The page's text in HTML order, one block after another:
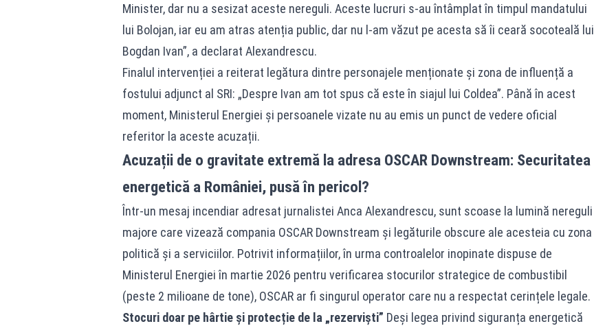
Minister, dar nu a sesizat aceste nereguli. Aceste lucruri s-au întâmplat în timpul mandatului
lui Bolojan, iar eu am atras atenția public, dar nu l-am văzut pe acesta să îi ceară socoteală lui
Bogdan Ivan”, a declarat Alexandrescu.
Finalul intervenției a reiterat legătura dintre personajele menționate și zona de influență a
fostului adjunct al SRI: „Despre Ivan am tot spus că este în siajul lui Coldea”. Până în acest
moment, Ministerul Energiei și persoanele vizate nu au emis un punct de vedere oficial
referitor la aceste acuzații.
Acuzații de o gravitate extremă la adresa OSCAR Downstream: Securitatea
energetică a României, pusă în pericol?
Într-un mesaj incendiar adresat jurnalistei Anca Alexandrescu, sunt scoase la lumină nereguli
majore care vizează compania OSCAR Downstream și legăturile obscure ale acesteia cu zona
politică și a serviciilor. Potrivit informațiilor, în urma controalelor inopinate dispuse de
Ministerul Energiei în martie 2026 pentru verificarea stocurilor strategice de combustibil
(peste 2 milioane de tone), OSCAR ar fi singurul operator care nu a respectat cerințele legale.
Stocuri doar pe hârtie și protecție de la „rezerviști” Deși legea privind siguranța energetică